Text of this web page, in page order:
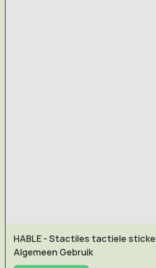
HABLE - Stactiles tactiele
Algemeen Gebruik